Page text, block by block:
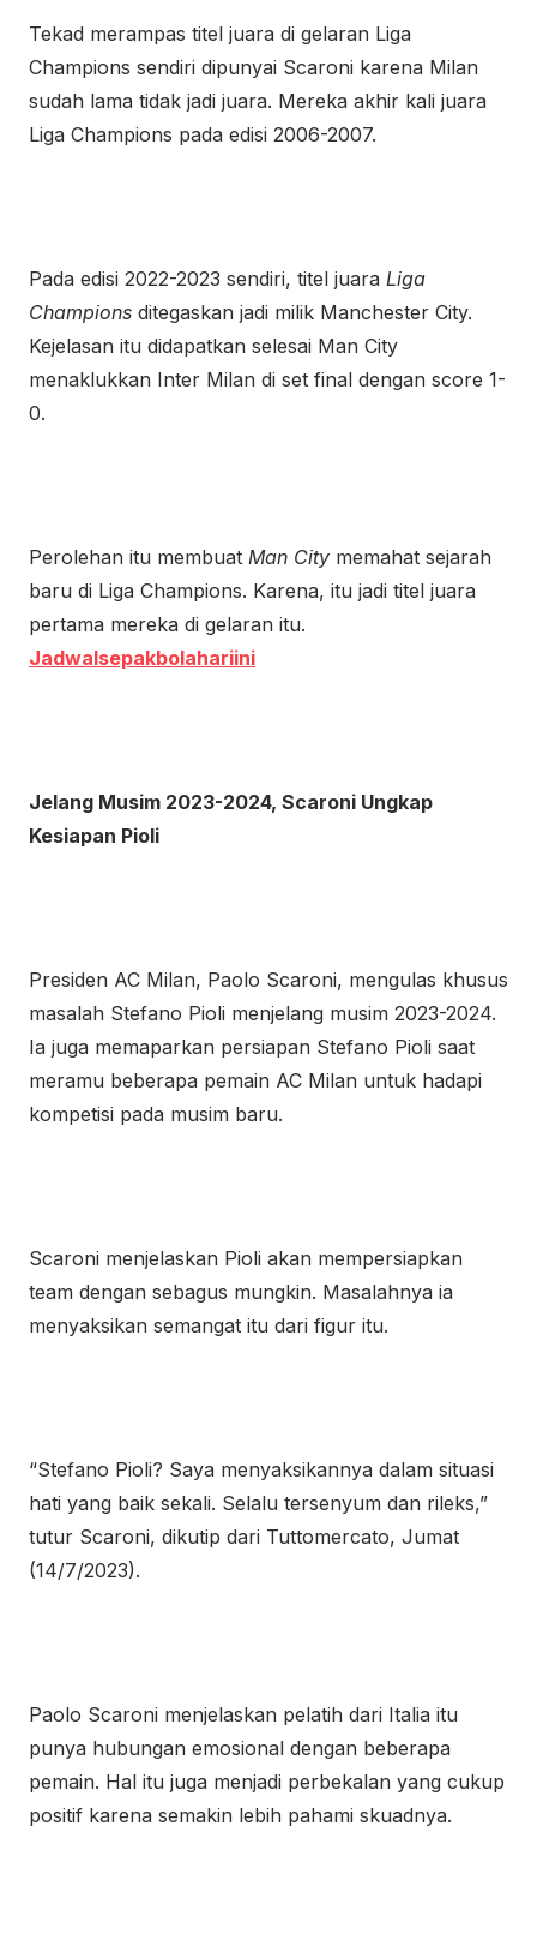
Tekad merampas titel juara di gelaran Liga
Champions sendiri dipunyai Scaroni karena Milan
sudah lama tidak jadi juara. Mereka akhir kali juara
Liga Champions pada edisi 2006-2007.
Pada edisi 2022-2023 sendiri, titel juara Liga
Champions ditegaskan jadi milik Manchester City.
Kejelasan itu didapatkan selesai Man City
menaklukkan Inter Milan di set final dengan score 1-
0.
Perolehan itu membuat Man City memahat sejarah
baru di Liga Champions. Karena, itu jadi titel juara
pertama mereka di gelaran itu.
Jadwalsepakbolahariini
Jelang Musim 2023-2024, Scaroni Ungkap
Kesiapan Pioli
Presiden AC Milan, Paolo Scaroni, mengulas khusus
masalah Stefano Pioli menjelang musim 2023-2024.
Ia juga memaparkan persiapan Stefano Pioli saat
meramu beberapa pemain AC Milan untuk hadapi
kompetisi pada musim baru.
Scaroni menjelaskan Pioli akan mempersiapkan
team dengan sebagus mungkin. Masalahnya ia
menyaksikan semangat itu dari figur itu.
“Stefano Pioli? Saya menyaksikannya dalam situasi
hati yang baik sekali. Selalu tersenyum dan rileks,”
tutur Scaroni, dikutip dari Tuttomercato, Jumat
(14/7/2023).
Paolo Scaroni menjelaskan pelatih dari Italia itu
punya hubungan emosional dengan beberapa
pemain. Hal itu juga menjadi perbekalan yang cukup
positif karena semakin lebih pahami skuadnya.